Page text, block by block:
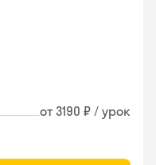
от 3190 ₽ / урок